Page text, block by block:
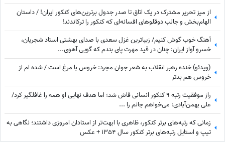
از میز تحریر مشترک در یک اتاق تا صدر جدول برترین‌های کنکور ایران! / داستان
الهام‌بخش و جالب دوقلوهای افسانه‌ای که کنکور را ترکاندند!
آهنگ خوب گوش کنیم/ زیباترین غزل سعدی با صدای بهشتی استاد شجریان،
خسرو آواز ایران: چنان در قید مهرت پای بندم که گویی آهوی...
(ویدئو) خنده رهبر انقلاب به شعر جوان مجرد: خروس با مرغ است / شده ام از
خروس هم بدتر
راز موفقیت رتبه 9 کنکور انسانی فاش شد؛ اما هدف نهایی او همه را غافلگیر کرد/
علی بهمن‌آبادی: می‌خواهم جانم را ...
زمانی که رتبه‌های برتر کنکور، ظاهری با ابهت‌تر از استادان امروزی داشتند؛ نگاهی به
تیپ و استایل رتبه‌های برتر کنکور سال 1354 + عکس